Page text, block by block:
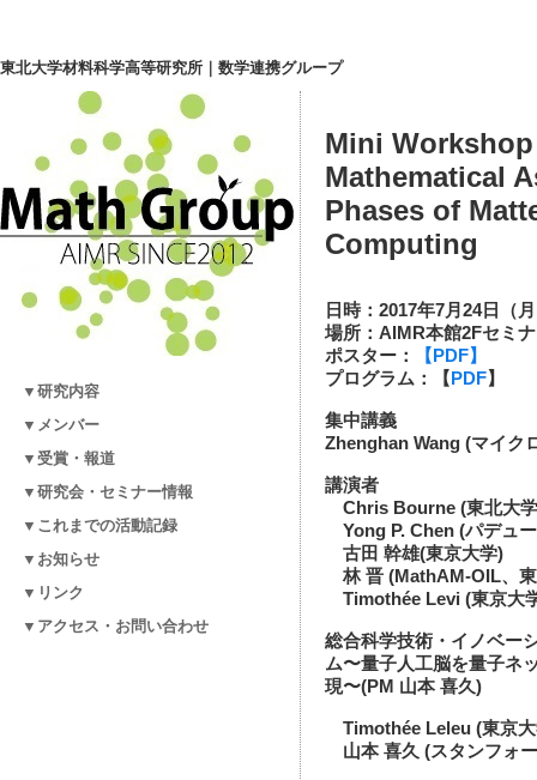
東北大学材料科学高等研究所｜数学連携グループ
▼研究内容
▼メンバー
▼受賞・報道
▼研究会・セミナー情報
▼これまでの活動記録
▼お知らせ
▼リンク
▼アクセス・お問い合わせ
Mini Workshop
Mathematical
Phases of
Computing
日時：2017年7月24日（
場所：AIMR本館2Fセミ
ポスター：
【PDF】
プログラム：【 PDF】
集中講義
Zhenghan Wang (マイク
講演者
Chris Bourne (東北大
Yong P. Chen (パデュ
古田 幹雄(東京大学)
林 晋 (MathAM-OIL、
Timothée Levi (東京大
総合科学技術・イノベー
ム〜量子人工脳を量子ネ
現〜(PM 山本 喜久)
Timothée Leleu (東京
山本 喜久 (スタンフォ